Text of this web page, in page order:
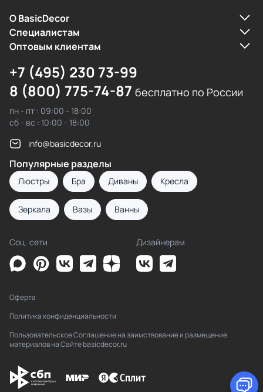
О BasicDecor
Cпециалистам
Оптовым клиентам
+7 (495) 230 73-99
8 (800) 775-74-87 бесплатно по России
пн - пт : 09:00 - 18:00
сб - вс : 10:00 - 18:00
info@basicdecor.ru
Популярные разделы
Люстры Бра Диваны Кресла
Зеркала Вазы Ванны
Соц. сети Дизайнерам
Оферта
Политика конфиденциальности
Пользовательское Соглашение на заимствование и размещение
материалов на Сайте basicdecor.ru